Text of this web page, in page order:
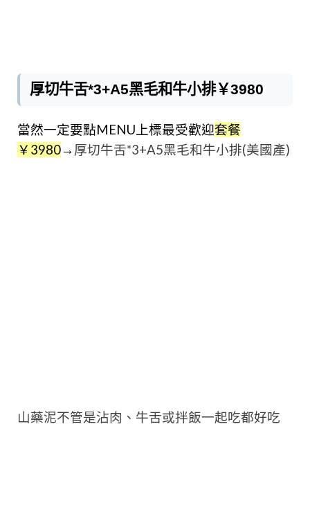
厚切牛舌*3+A5黑毛和牛小排￥3980
當然一定要點MENU上標最受歡迎套餐
￥3980→ 厚切牛舌*3+A5黑毛和牛小排(美國產)
山藥泥不管是沾肉、牛舌或拌飯一起吃都好吃